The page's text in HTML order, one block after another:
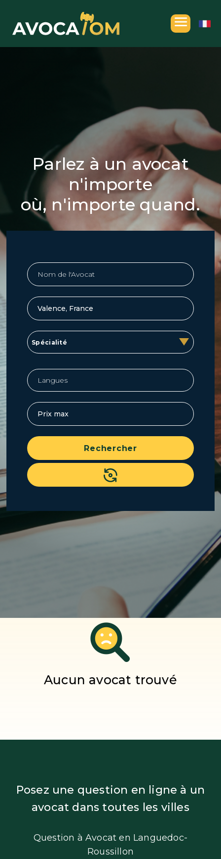
Parlez à un avocat
n'importe
où, n'importe quand.
Spécialité
Rechercher
Aucun avocat trouvé
Posez une question en ligne à un
avocat dans toutes les villes
Question à Avocat en Languedoc-
Roussillon